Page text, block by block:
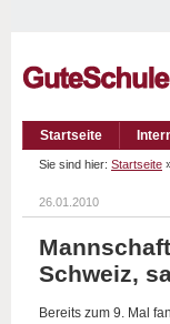
Startseite
Sie sind hier: Startseite
26.01.2010
Schweiz,
Bereits zum 9. Mal